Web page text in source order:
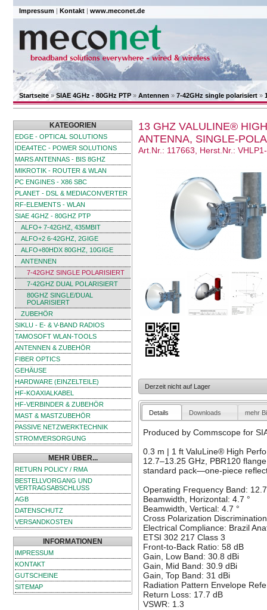
Impressum | Kontakt | www.meconet.de
Startseite»SIAE 4GHz - 80GHz PTP » Antennen » 7-42GHz single polarisiert »
KATEGORIEN
EDGE - OPTICAL SOLUTIONS
IDEA4TEC - POWER SOLUTIONS
MARS ANTENNAS - BIS 8GHZ
MIKROTIK - ROUTER & WLAN
PC ENGINES - X86 SBC
PLANET - DSL & MEDIACONVERTER
RF-ELEMENTS - WLAN
SIAE 4GHZ - 80GHZ PTP
ALFO+ 7-42GHZ, 435MBIT
ALFO+2 6-42GHZ, 2GIGE
ALFO+80HDX 80GHZ, 10GIGE
ANTENNEN
7-42GHZ SINGLE POLARISIERT
7-42GHZ DUAL POLARISIERT
80GHZ SINGLE/DUAL
POLARISIERT
ZUBEHÖR
SIKLU - E- & V-BAND RADIOS
TAMOSOFT WLAN-TOOLS
ANTENNEN & ZUBEHÖR
FIBER OPTICS
GEHÄUSE
HARDWARE (EINZELTEILE)
HF-KOAXIALKABEL
HF-VERBINDER & ZUBEHÖR
MAST & MASTZUBEHÖR
PASSIVE NETZWERKTECHNIK
STROMVERSORGUNG
MEHR ÜBER...
RETURN POLICY / RMA
BESTELLVORGANG UND
VERTRAGSABSCHLUSS
AGB
DATENSCHUTZ
VERSANDKOSTEN
INFORMATIONEN
IMPRESSUM
KONTAKT
GUTSCHEINE
SITEMAP
13 GHZ VALULINE®
ANTENNA, SINGLE-
Art.Nr.: 117663, Herst.Nr.:
Derzeit nicht auf Lager
Details Downloads mehr
Produced by Commscope for
0.3 m | 1 ft ValuLine® High
12.7–13.25 GHz, PBR120
standard pack—one-piece
Operating Frequency Band:
Beamwidth, Horizontal: 4.7 °
Beamwidth, Vertical: 4.7 °
Cross Polarization
Electrical Compliance: Brazil
ETSI 302 217 Class 3
Front-to-Back Ratio: 58 dB
Gain, Low Band: 30.8 dBi
Gain, Mid Band: 30.9 dBi
Gain, Top Band: 31 dBi
Radiation Pattern Envelope
Return Loss: 17.7 dB
VSWR: 1.3